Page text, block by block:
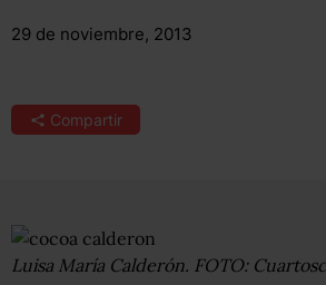
29 de noviembre, 2013
Compartir
Luisa María Calderón. FOTO: